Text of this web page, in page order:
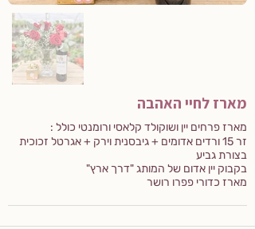
מארז לחיי האהבה
מארז פרחים יין ושוקולד קלאסי ורומנטי כולל :
זר 15 ורדים אדומים + גיבסנית וירק + אגרטל זכוכית
בצורת גביע
בקבוק יין אדום של המותג "דרך ארץ"
מארז כדורי פפרו רושר